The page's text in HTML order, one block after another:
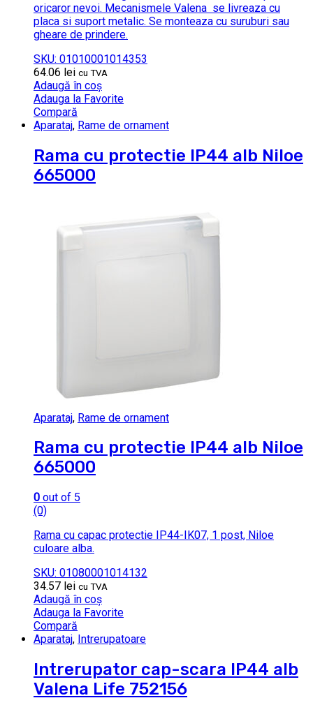
oricaror nevoi. Mecanismele Valena se livreaza cu
placa si suport metalic. Se monteaza cu suruburi sau
gheare de prindere.
SKU: 01010001014353
64.06 lei cu TVA
Adaugă în coș
Adauga la Favorite
Compară
Aparataj, Rame de ornament
Rama cu protectie IP44 alb Niloe
665000
Aparataj, Rame de ornament
Rama cu protectie IP44 alb Niloe
665000
0 out of 5
(0)
Rama cu capac protectie IP44-IK07, 1 post, Niloe
culoare alba.
SKU: 01080001014132
34.57 lei cu TVA
Adaugă în coș
Adauga la Favorite
Compară
Aparataj, Intrerupatoare
Intrerupator cap-scara IP44 alb
Valena Life 752156